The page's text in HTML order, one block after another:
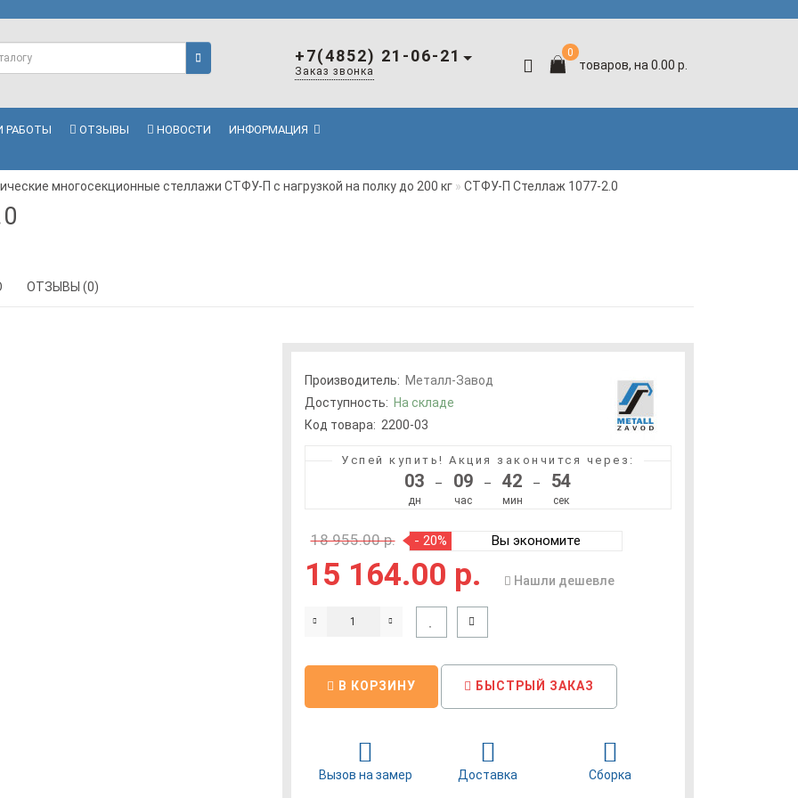
0
товаров, на 0.00 р.
+7(4852) 21-06-21
Заказ звонка
РАБОТЫ ОТЗЫВЫ НОВОСТИ ИНФОРМАЦИЯ
многосекционные стеллажи СТФУ-П с нагрузкой на полку до 200 кг СТФУ-П Стеллаж 1077-2.0
ОТЗЫВЫ (0)
Производитель: Металл-Завод
Доступность: На складе
Код товара: 2200-03
Успей купить! Акция закончится через:
03
дн
– 09
час
– 42
мин
– 54
сек
18 955.00 р. - 20% Вы экономите
15 164.00 р. Нашли дешевле
В КОРЗИНУ БЫСТРЫЙ ЗАКАЗ
Вызов на замер Доставка Сборка